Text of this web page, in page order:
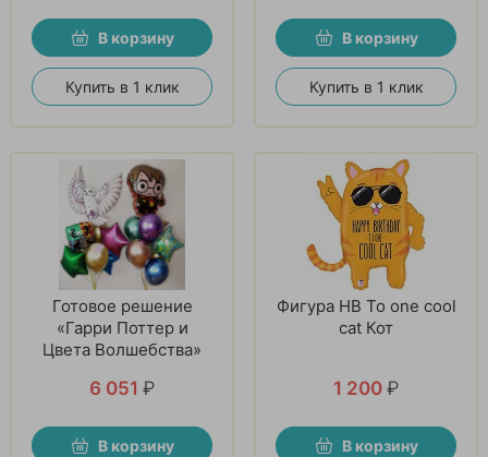
В корзину
Купить в 1 клик
В корзину
Купить в 1 клик
Готовое решение
«Гарри Поттер и
Цвета Волшебства»
6 051 ₽
В корзину
Фигура HB To one cool
cat Кот
1 200 ₽
В корзину